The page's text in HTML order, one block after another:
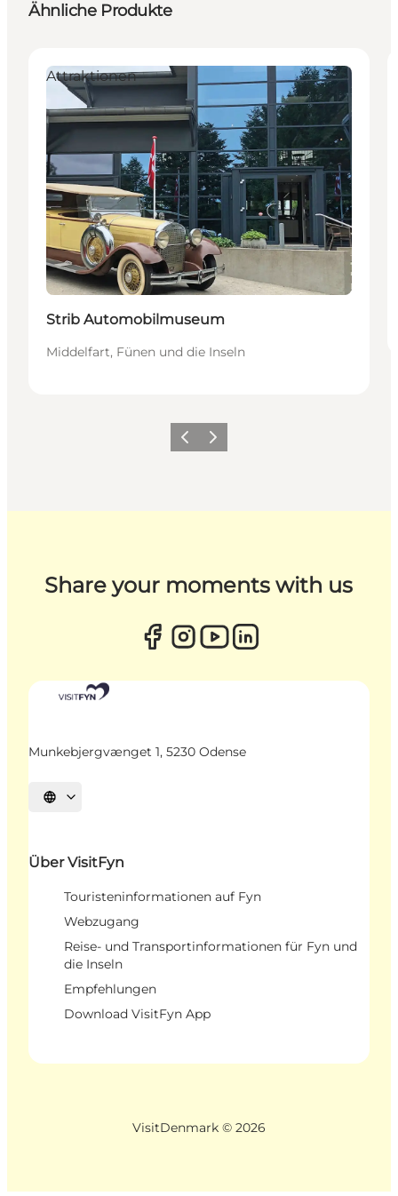
Ähnliche Produkte
Attraktionen
Strib Automobilmuseum
Middelfart, Fünen und die Inseln
ZurückWeiter
Share your moments with us
Munkebjergvænget 1, 5230 Odense
Sprache auswählen
Über VisitFyn
Touristeninformationen auf Fyn
Webzugang
Reise- und Transportinformationen für Fyn und
die Inseln
Empfehlungen
Download VisitFyn App
VisitDenmark © 2026